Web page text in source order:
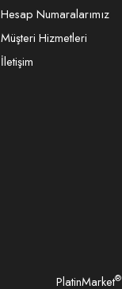
Hesap Numaralarımız
Müşteri Hizmetleri
İletişim
PlatinMarket®